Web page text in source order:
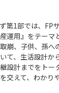
第1部では、FP
運用』をテーマ
崩、子供、孫へ
て、生活設計か
設計までをトー
交えて、わかり